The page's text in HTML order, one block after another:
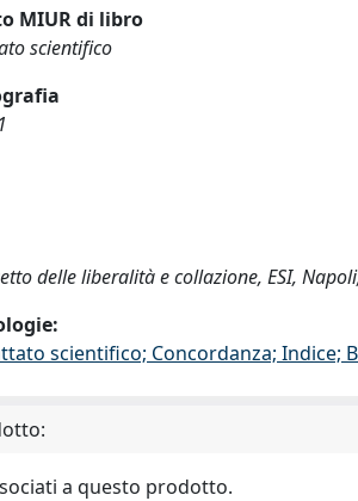
MIUR di libro
scientifico
delle liberalità e collazione, ESI,
scientifico; Concordanza; Indice;
a questo prodotto.